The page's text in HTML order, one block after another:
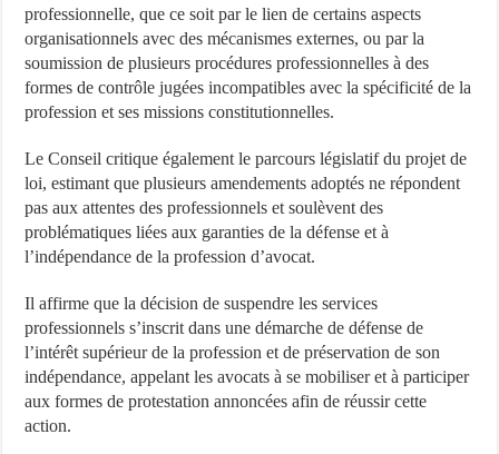
professionnelle, que ce soit par le lien de certains aspects
organisationnels avec des mécanismes externes, ou par la
soumission de plusieurs procédures professionnelles à des
formes de contrôle jugées incompatibles avec la spécificité de la
profession et ses missions constitutionnelles.
Le Conseil critique également le parcours législatif du projet de
loi, estimant que plusieurs amendements adoptés ne répondent
pas aux attentes des professionnels et soulèvent des
problématiques liées aux garanties de la défense et à
l’indépendance de la profession d’avocat.
Il affirme que la décision de suspendre les services
professionnels s’inscrit dans une démarche de défense de
l’intérêt supérieur de la profession et de préservation de son
indépendance, appelant les avocats à se mobiliser et à participer
aux formes de protestation annoncées afin de réussir cette
action.